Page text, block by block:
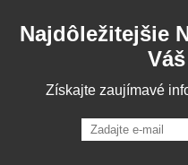
Najdôležitejšie
Získajte zaujímavé